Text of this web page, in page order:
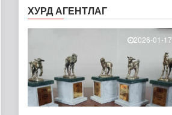
3 цаг 47 минутын өмнө
Олон улсын хиймэл
оюуны гуравдугаар
олимпиадаас ..
Нийгэм
4 цаг 37 минутын өмнө
Цэцэрлэгийн цахим
бүртгэл маргааш
эхэлнэ
ХУРД АГЕНТЛАГ
2026-01-17